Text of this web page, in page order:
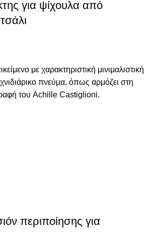
για ψίχουλα από
με χαρακτηριστική μινιμαλιστική
πνεύμα, όπως αρμόζει στη
του Achille Castiglioni.
περιποίησης για